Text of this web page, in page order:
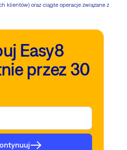
klientów) oraz ciągłe operacje związane z
Easy8
przez 30